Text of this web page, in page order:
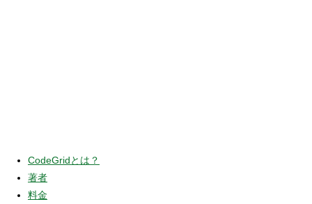
CodeGridとは？
著者
料金